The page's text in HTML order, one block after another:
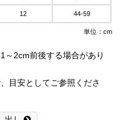
12 44-59
単位：cm
2cm前後する場合があり
目安としてご参照くださ